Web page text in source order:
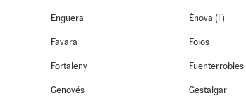
Enguera Ènova (l')
Favara Foios
Fortaleny Fuenterrobles
Genovés Gestalgar